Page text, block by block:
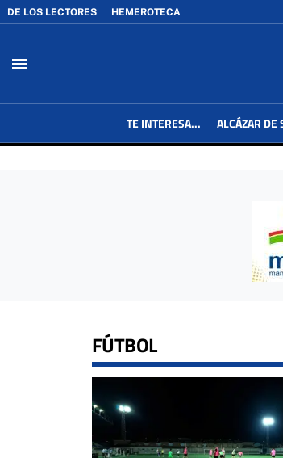
DE LOS LECTORES HEMEROTECA
menu
TE INTERESA... ALCÁZAR DE
FÚTBOL